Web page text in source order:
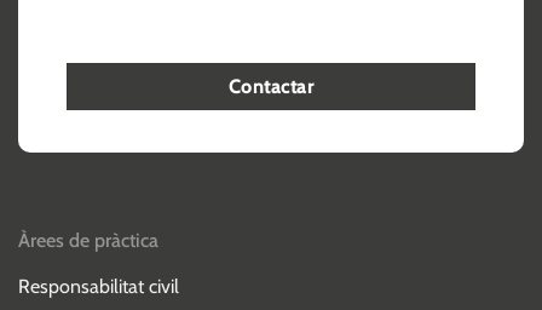
Contactar
Àrees de pràctica
Responsabilitat civil